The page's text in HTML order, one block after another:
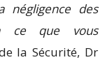
négligence des
ce que vous
la Sécurité, Dr